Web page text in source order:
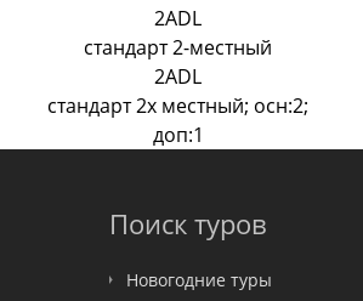
2ADL
стандарт 2-местный
2ADL
стандарт 2х местный; осн:2;
доп:1
Поиск туров
Новогодние туры